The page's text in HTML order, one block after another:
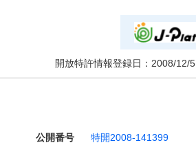
開放特許情報登録日： 2008/12/5
公開番号 特開2008-141399